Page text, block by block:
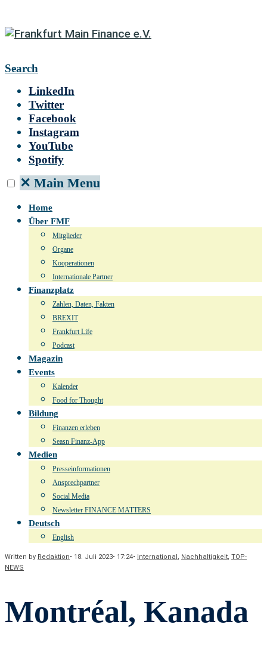
Search
LinkedIn
Twitter
Facebook
Instagram
YouTube
Spotify
✕ Main Menu
Home
Über FMF
Mitglieder
Organe
Kooperationen
Internationale Partner
Finanzplatz
Zahlen, Daten, Fakten
BREXIT
Frankfurt Life
Podcast
Magazin
Events
Kalender
Food for Thought
Bildung
Finanzen erleben
Seasn Finanz-App
Medien
Presseinformationen
Ansprechpartner
Social Media
Newsletter FINANCE MATTERS
Deutsch
English
Written by Redaktion• 18. Juli 2023• 17:24• International, Nachhaltigkeit, TOP-
NEWS
Montréal, Kanada